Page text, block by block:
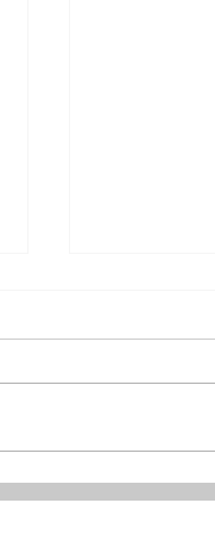
နှစ်ဖက်အက